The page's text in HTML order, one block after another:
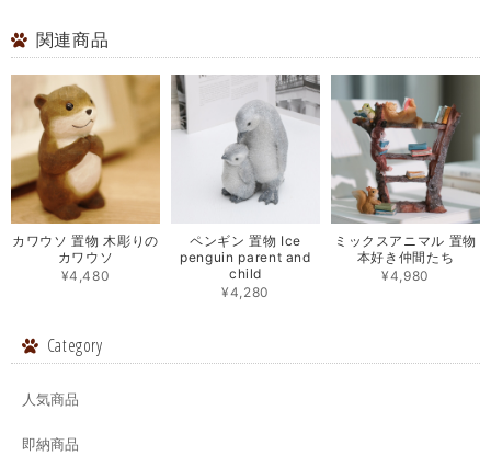
関連商品
カワウソ 置物 木彫りの
カワウソ
¥4,480
ペンギン 置物 Ice
penguin parent and
child
¥4,280
ミックスアニマル 置物
本好き仲間たち
¥4,980
Category
人気商品
即納商品